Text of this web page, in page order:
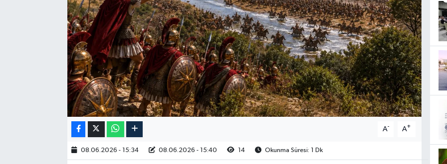
A- A+
08.06.2026 - 15:34 08.06.2026 - 15:40 14 Okunma Süresi: 1 Dk
RESMİ İLAN